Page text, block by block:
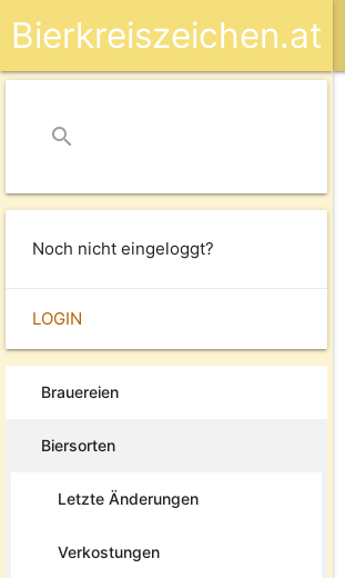
Bierkreiszeichen.at
search
Noch nicht eingeloggt?
LOGIN
Brauereien
Biersorten
Letzte Änderungen
Verkostungen